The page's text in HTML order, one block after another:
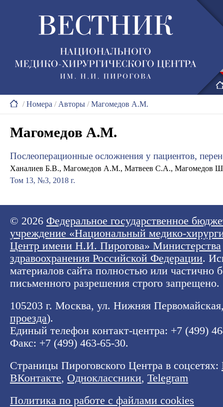
/Номера / Авторы /Магомедов А.М.
Магомедов А.М.
Послеоперационные осложнения у пациентов,
Ханалиев Б.В., Магомедов А.М., Матвеев С.А., Магомедов
Том 13, №3, 2018 г.
© 2026 Федеральное государственное
учреждение «Национальный медико-
Центр имени Н.И. Пирогова» Министерства
здравоохранения Российской Федерации.
материалов сайта полностью или частично
письменного разрешения строго запрещено.
105203 г. Москва, ул. Нижняя
проезда).
Единый телефон контакт-центра: +7 (499)
Факс: +7 (499) 463-65-30.
Страницы Пироговского Центра в соцсетях:
ВКонтакте, Одноклассники, Telegram
Политика по работе с файлами cookies